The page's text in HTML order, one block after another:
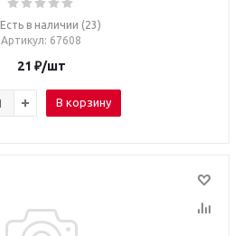
Есть в наличии (23)
Артикул: 67608
21 ₽/шт
В корзину